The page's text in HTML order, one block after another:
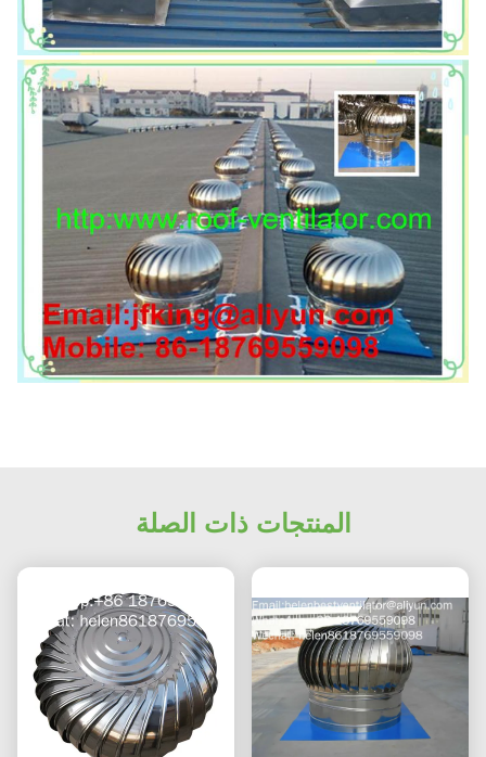
المنتجات ذات الصلة